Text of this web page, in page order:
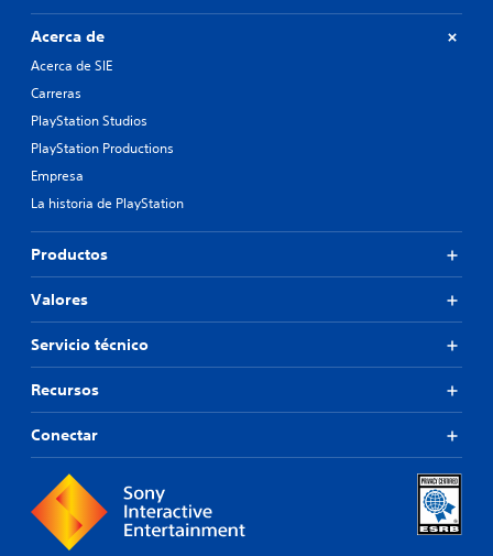
Acerca de
Acerca de SIE
Carreras
PlayStation Studios
PlayStation Productions
Empresa
La historia de PlayStation
Productos
Valores
Servicio técnico
Recursos
Conectar